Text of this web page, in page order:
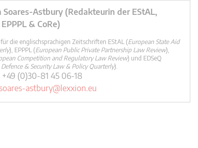
Soares-Astbury (Redakteurin der EStAL,
EPPPL & CoRe)
die englischsprachigen Zeitschriften EStAL (European State Aid
), EPPPL (European Public Private Partnership Law Review),
Competition and Regulatory Law Review) und EDSeQ
& Security Law & Policy Quarterly).
+49 (0)30-81 45 06-18
astbury@lexxion.eu